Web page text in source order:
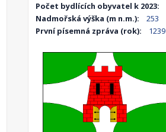
Počet bydlících obyvatel k 2023:
Nadmořská výška (m n.m.):
253
První písemná zpráva (rok):
1239